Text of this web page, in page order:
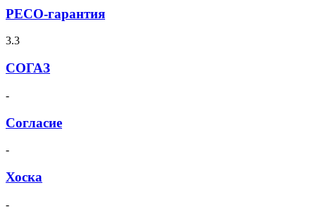
РЕСО-гарантия
3.3
СОГАЗ
-
Согласие
-
Хоска
-